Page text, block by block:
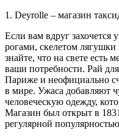
1. Deyrolle – магазин
Если вам вдруг захочется
рогами, скелетом
знайте, что на свете есть
ваши потребности. Рай
Париже и неофициально
в мире. Ужаса добавляют
человеческую одежду,
Магазин был открыт в
регулярной